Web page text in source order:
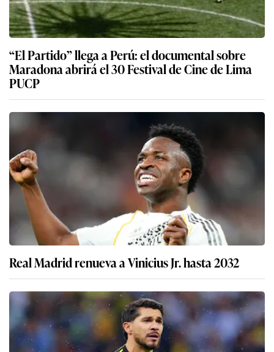
“El Partido” llega a Perú: el documental sobre
Maradona abrirá el 30 Festival de Cine de Lima
PUCP
Real Madrid renueva a Vinicius Jr. hasta 2032